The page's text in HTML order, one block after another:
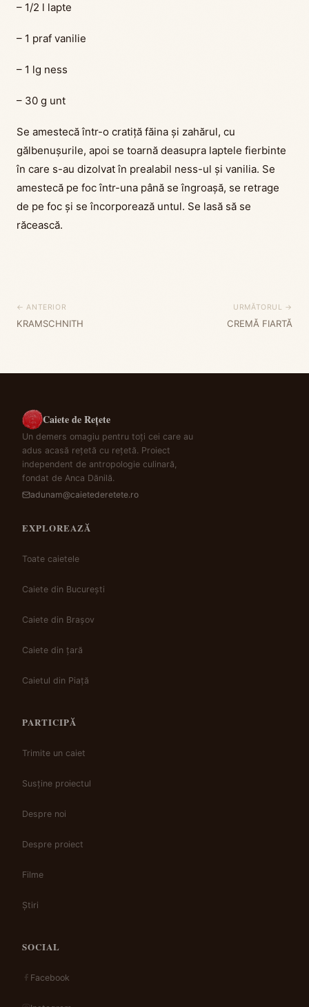
– 1/2 l lapte
– 1 praf vanilie
– 1 lg ness
– 30 g unt
Se amestecă într-o cratiță făina și zahărul, cu
gălbenușurile, apoi se toarnă deasupra laptele fierbinte
în care s-au dizolvat în prealabil ness-ul și vanilia. Se
amestecă pe foc într-una până se îngroașă, se retrage
de pe foc și se încorporează untul. Se lasă să se
răcească.
← ANTERIOR
KRAMSCHNITH
URMĂTORUL →
CREMĂ FIARTĂ
Caiete de Rețete
Un demers omagiu pentru toți cei care au
adus acasă rețetă cu rețetă. Proiect
independent de antropologie culinară,
fondat de Anca Dănilă.
adunam@caietederetete.ro
EXPLOREAZĂ
Toate caietele
Caiete din București
Caiete din Brașov
Caiete din țară
Caietul din Piață
PARTICIPĂ
Trimite un caiet
Susține proiectul
Despre noi
Despre proiect
Filme
Știri
SOCIAL
Facebook